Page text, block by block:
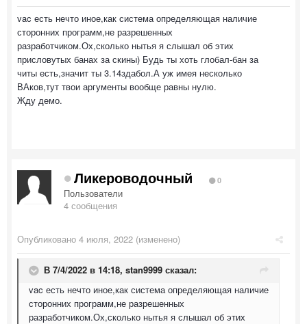
vac есть нечто иное,как система определяющая наличие
сторонних программ,не разрешенных
разработчиком.Ох,сколько нытья я слышал об этих
присловутых банах за скины) Будь ты хоть глобал-бан за
читы есть,значит ты 3.14здабол.А уж имея несколько
ВАков,тут твои аргументы вообще равны нулю.
Жду демо.
Ликероводочный 0
Пользователи
4 сообщения
Опубликовано 4 июля, 2022 (изменено)
В 7/4/2022 в 14:18, stan9999 сказал:
vac есть нечто иное,как система определяющая наличие
сторонних программ,не разрешенных
разработчиком.Ох,сколько нытья я слышал об этих